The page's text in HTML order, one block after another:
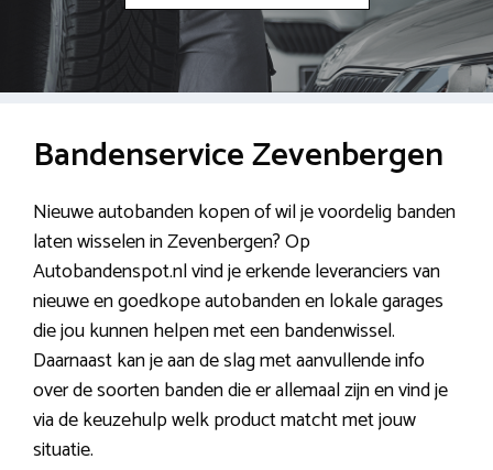
Bandenservice Zevenbergen
Nieuwe autobanden kopen of wil je voordelig banden
laten wisselen in Zevenbergen? Op
Autobandenspot.nl vind je erkende leveranciers van
nieuwe en goedkope autobanden en lokale garages
die jou kunnen helpen met een bandenwissel.
Daarnaast kan je aan de slag met aanvullende info
over de soorten banden die er allemaal zijn en vind je
via de keuzehulp welk product matcht met jouw
situatie.